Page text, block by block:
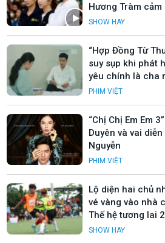
Hương Tràm cảm
SHOW HAY
“Hợp Đồng Từ
suy sụp khi phát
yêu chính là cha
PHIM VIỆT
“Chị Chị Em Em
Duyên và vai
Nguyễn
PHIM VIỆT
Lộ diện hai chủ
vé vàng vào nhà
Thế hệ tương lai
SHOW HAY